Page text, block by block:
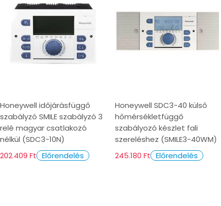
Honeywell időjárásfüggő
szabályzó SMILE szabályzó 3
relé magyar csatlakozó
nélkül (SDC3-10N)
202.409 Ft Előrendelés
Honeywell SDC3-40 külső
hőmérsékletfüggő
szabályozó készlet fali
szereléshez (SMILE3-40WM)
245.180 Ft Előrendelés